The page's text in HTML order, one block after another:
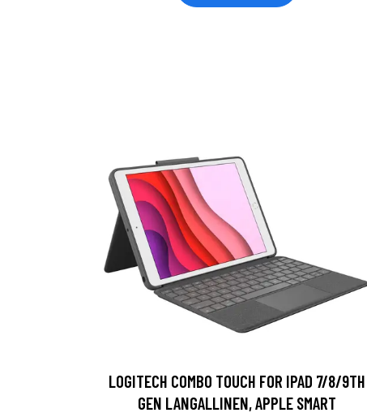
LOGITECH COMBO TOUCH FOR IPAD 7/8/9TH
GEN LANGALLINEN, APPLE SMART